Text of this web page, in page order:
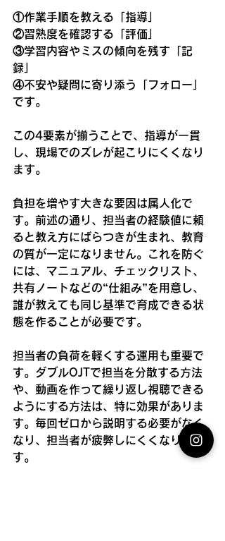
①作業手順を教える「指導」
②習熟度を確認する「評価」
③学習内容やミスの傾向を残す「記
録」
④不安や疑問に寄り添う「フォロー」
です。
この4要素が揃うことで、指導が一貫
し、現場でのズレが起こりにくくなり
ます。
負担を増やす大きな要因は属人化で
す。前述の通り、担当者の経験値に頼
ると教え方にばらつきが生まれ、教育
の質が一定になりません。これを防ぐ
には、マニュアル、チェックリスト、
共有ノートなどの“仕組み”を用意し、
誰が教えても同じ基準で育成できる状
態を作ることが必要です。
担当者の負荷を軽くする運用も重要で
す。ダブルOJTで担当を分散する方法
や、動画を作って繰り返し視聴できる
ようにする方法は、特に効果がありま
す。毎回ゼロから説明する必要がなく
なり、担当者が疲弊しにくくなりま
す。